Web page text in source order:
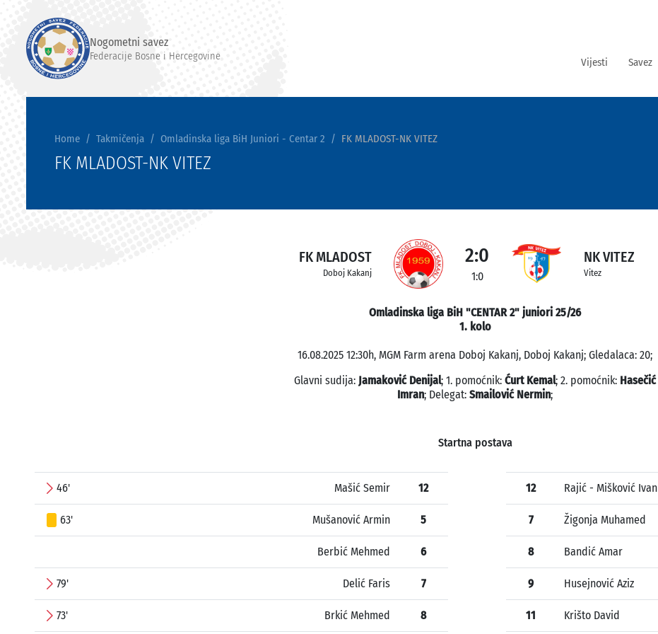
Nogometni savez
Federacije Bosne i Hercegovine Vijesti Savez
Home Takmičenja Omladinska liga BiH Juniori - Centar 2 FK MLADOST-NK VITEZ
FK MLADOST-NK VITEZ
FK MLADOST
Doboj Kakanj
2:0
1:0
NK VITEZ
Vitez
Omladinska liga BiH "CENTAR 2" juniori 25/26
1. kolo
16.08.2025 12:30h, MGM Farm arena Doboj Kakanj, Doboj Kakanj; Gledalaca: 20;
Glavni sudija: Jamaković Denijal; 1. pomoćnik: Ćurt Kemal; 2. pomoćnik: Hasečić
Imran; Delegat: Smailović Nermin;
Startna postava
46' Mašić Semir 12
63' Mušanović Armin 5
Berbić Mehmed 6
79' Delić Faris 7
73' Brkić Mehmed 8
12 Rajić - Mišković Ivan
7 Žigonja Muhamed
8 Bandić Amar
9 Husejnović Aziz
11 Krišto David